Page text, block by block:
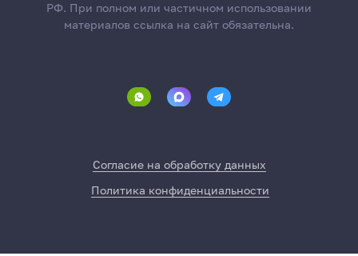
Согласие на обработку данных
Политика конфиденциальности
РФ. При полном или частичном использовании
материалов ссылка на сайт обязательна.